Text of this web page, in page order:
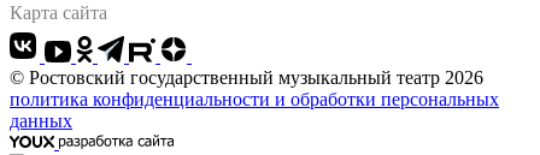
Карта сайта
© Ростовский государственный музыкальный театр 2026
политика конфиденциальности и обработки персональных
данных